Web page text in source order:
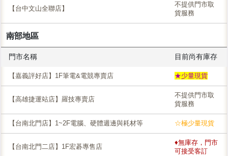
【台中文山全聯店】
不提供門市取
貨服務
南部地區
門市名稱 目前尚有庫存
【嘉義評好店】1F筆電&電競專賣店 ★少量現貨
【高雄捷運站店】羅技專賣店
不提供門市取
貨服務
【台南北門店】1~2F電腦、硬體週邊與耗材等 ☆極少量現貨
【台南北門二店】1F宏碁專售店
♦無庫存，門市
可接受客訂